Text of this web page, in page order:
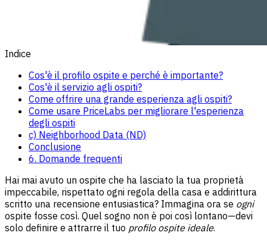
Indice
Cos'è il profilo ospite e perché è importante?
Cos'è il servizio agli ospiti?
Come offrire una grande esperienza agli ospiti?
Come usare PriceLabs per migliorare l'esperienza
degli ospiti
c) Neighborhood Data (ND)
Conclusione
6. Domande frequenti
Hai mai avuto un ospite che ha lasciato la tua proprietà
impeccabile, rispettato ogni regola della casa e addirittura
scritto una recensione entusiastica? Immagina ora se ogni
ospite fosse così. Quel sogno non è poi così lontano—devi
solo definire e attrarre il tuo profilo ospite ideale.